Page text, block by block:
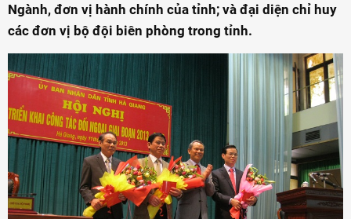
Ngành, đơn vị hành chính của tỉnh; và đại diện chỉ huy
các đơn vị bộ đội biên phòng trong tỉnh.